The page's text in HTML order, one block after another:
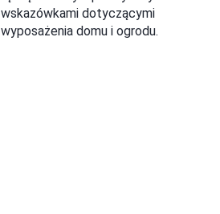
wskazówkami dotyczącymi
wyposażenia domu i ogrodu.